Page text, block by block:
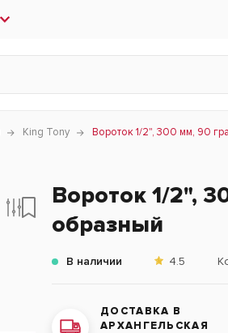
King Tony Вороток 1/2", 300 мм, 90
Вороток 1/2",
образный
В наличии 4.5
ДОСТАВКА В
АРХАНГЕЛЬСКАЯ